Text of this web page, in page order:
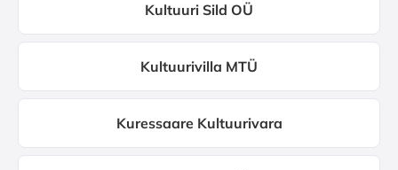
Kultuuri Sild OÜ
Kultuurivilla MTÜ
Kuressaare Kultuurivara